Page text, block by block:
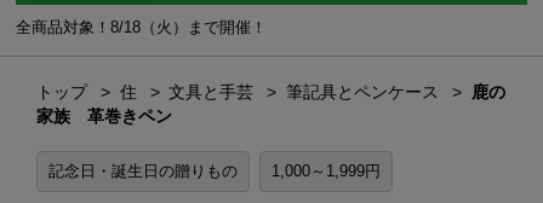
全商品対象！8/18（火）まで開催！
トップ 住 文具と手芸 筆記具とペンケース
鹿の
家族 革巻きペン
記念日・誕生日の贈りもの 1,000～1,999円